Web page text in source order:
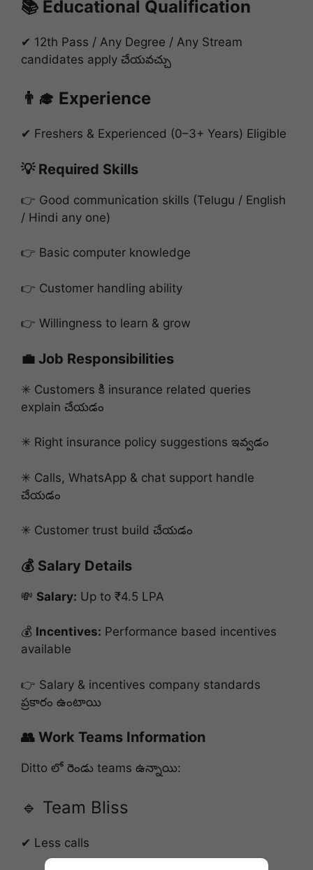
📚 Educational Qualification
✔ 12th Pass / Any Degree / Any Stream
candidates apply చేయవచ్చు
👨‍🎓 Experience
✔ Freshers & Experienced (0–3+ Years) Eligible
💡 Required Skills
👉 Good communication skills (Telugu / English
/ Hindi any one)
👉 Basic computer knowledge
👉 Customer handling ability
👉 Willingness to learn & grow
💼 Job Responsibilities
✳ Customers కి insurance related queries
explain చేయడం
✳ Right insurance policy suggestions ఇవ్వడం
✳ Calls, WhatsApp & chat support handle
చేయడం
✳ Customer trust build చేయడం
💰 Salary Details
💸 Salary: Up to ₹4.5 LPA
💰 Incentives: Performance based incentives
available
👉 Salary & incentives company standards
ప్రకారం ఉంటాయి
👥 Work Teams Information
Ditto లో రెండు teams ఉన్నాయి:
🔹 Team Bliss
✔ Less calls